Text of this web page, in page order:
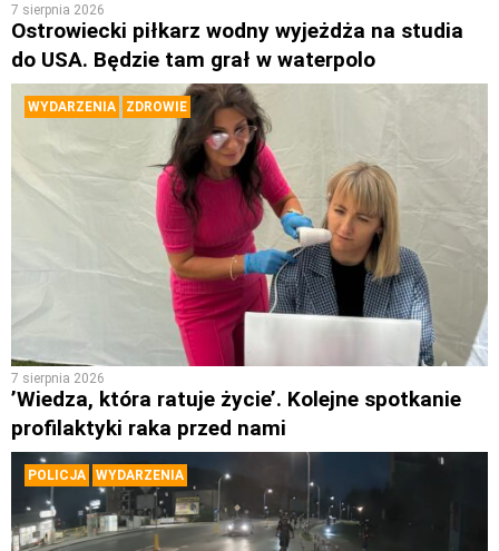
7 sierpnia 2026
Ostrowiecki piłkarz wodny wyjeżdża na studia
do USA. Będzie tam grał w waterpolo
WYDARZENIA ZDROWIE
7 sierpnia 2026
’Wiedza, która ratuje życie’. Kolejne spotkanie
profilaktyki raka przed nami
POLICJA WYDARZENIA